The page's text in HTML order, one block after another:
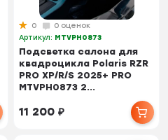
0
0 оценок
Артикул: MTVPH0873
Подсветка салона для
квадроцикла Polaris RZR
PRO XP/R/S 2025+ PRO
MTVPH0873 2...
11 200₽